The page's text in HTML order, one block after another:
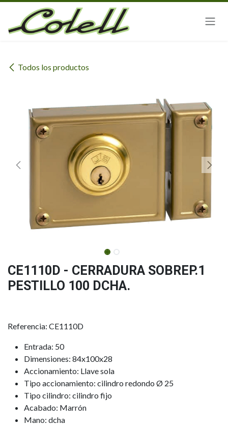
Ir al contenido
Todos los productos
CE1110D - CERRADURA SOBREP.1
PESTILLO 100 DCHA.
Referencia: CE1110D
Entrada: 50
Dimensiones: 84x100x28
Accionamiento: Llave sola
Tipo accionamiento: cilindro redondo Ø 25
Tipo cilindro: cilindro fijo
Acabado: Marrón
Mano: dcha